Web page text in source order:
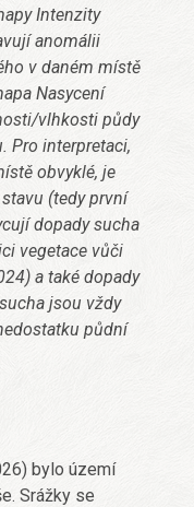
Intenzity
anomálii
v daném místě
Nasycení
vlhkosti půdy
Pro interpretaci,
obvyklé, je
(tedy první
dopady sucha
vegetace vůči
a také dopady
jsou vždy
půdní
bylo území
Srážky se